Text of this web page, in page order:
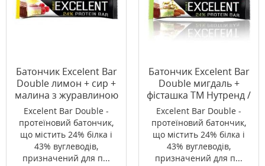
Батончик Excelent Bar
Double лимон + сир +
малина з журавлиною
ТМ Нутренд / Nutrend
85г
Excelent Bar Double -
протеїновий батончик,
що містить 24% білка і
43% вуглеводів,
призначений для п...
Батончик Excelent Bar
Double мигдаль +
фісташка ТМ Нутренд /
Nutrend 85г
Excelent Bar Double -
протеїновий батончик,
що містить 24% білка і
43% вуглеводів,
призначений для п...